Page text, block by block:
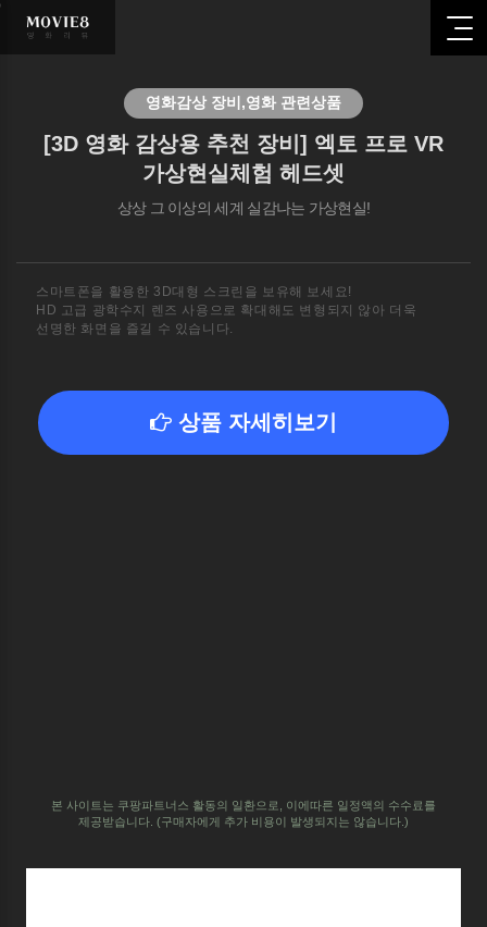
영화감상 장비,영화 관련상품
[3D 영화 감상용 추천 장비] 엑토 프로 VR
가상현실체험 헤드셋
상상 그 이상의 세계 실감나는 가상현실!
스마트폰을 활용한 3D대형 스크린을 보유해 보세요!
HD 고급 광학수지 렌즈 사용으로 확대해도 변형되지 않아 더욱
선명한 화면을 즐길 수 있습니다.
상품 자세히보기
본 사이트는 쿠팡파트너스 활동의 일환으로,
이에따른 일정액의 수수료를
제공받습니다. (구매자에게 추가 비용이 발생되지는 않습니다.)